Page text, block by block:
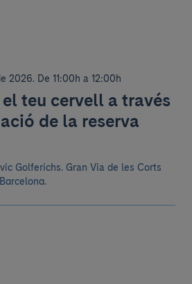
2026. De 11:00h a 12:00h
teu cervell a través
de la reserva
Golferichs. Gran Via de les Corts